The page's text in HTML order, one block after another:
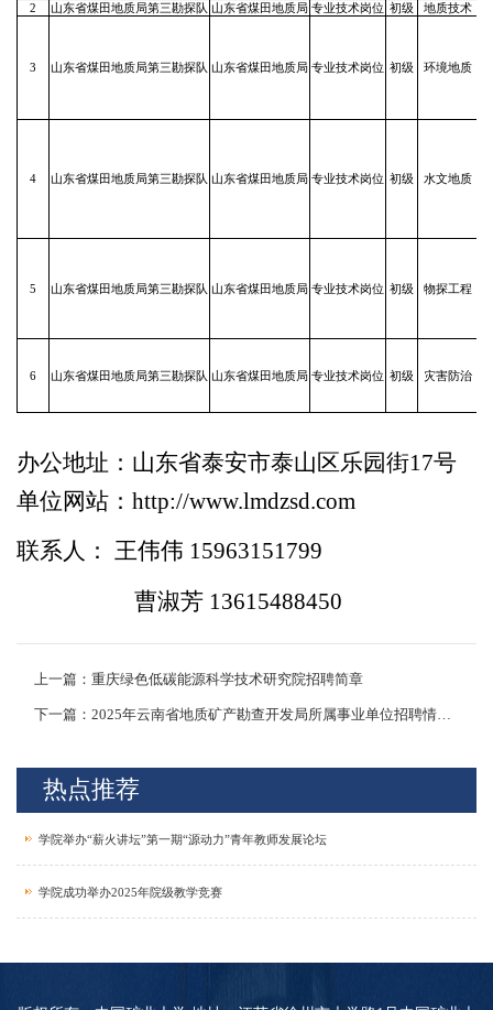
2
山东省煤田地质局第三勘探队 山东省煤田地质局 专业技术岗位 初级 地质技术
3 山东省煤田地质局第三勘探队 山东省煤田地质局 专业技术岗位 初级 环境地质
4 山东省煤田地质局第三勘探队 山东省煤田地质局 专业技术岗位 初级 水文地质
5 山东省煤田地质局第三勘探队 山东省煤田地质局 专业技术岗位 初级 物探工程
6 山东省煤田地质局第三勘探队 山东省煤田地质局 专业技术岗位 初级 灾害防治
办公地址：山东省泰安市泰山区乐园街17号
单位网站： http://www.lmdzsd.com
联系人： 王伟伟 15963151799
曹淑芳 13615488450
上一篇：重庆绿色低碳能源科学技术研究院招聘简章
下一篇：2025年云南省地质矿产勘查开发局所属事业单位招聘情况宣讲
热点推荐
学院举办“薪火讲坛”第一期“源动力”青年教师发展论坛
学院成功举办2025年院级教学竞赛